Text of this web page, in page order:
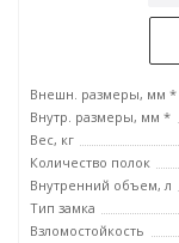
Внешн. размеры, мм *
Внутр. размеры, мм *
Вес, кг
Количество полок
Внутренний объем, л
Тип замка
Взломостойкость